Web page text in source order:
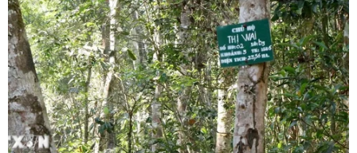
Hàn Quốc có 602 ca nhiễm COVID-19, ca
tử vong thứ 5 là nữ bác sỹ